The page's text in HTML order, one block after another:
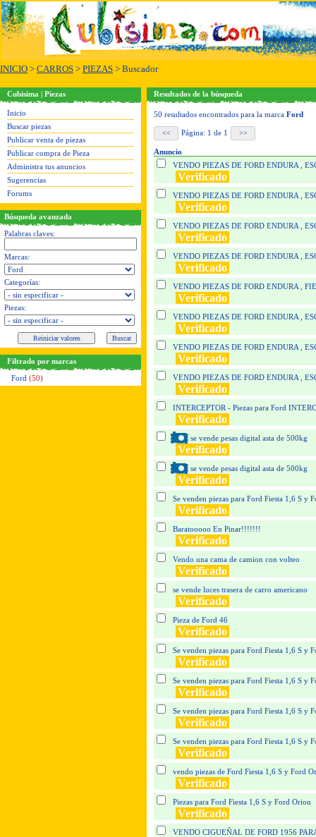
INICIO > CARROS > PIEZAS > Buscador
Cubisima | Piezas
Inicio
Buscar piezas
Publicar venta de piezas
Publicar compra de Pieza
Administra tus anuncios
Sugerencias
Forums
Búsqueda avanzada
Palabras claves:
Marcas:
Categorías:
Piezas:
Filtrado por marcas
Ford (50)
Resultados de la búsqueda
50 resultados encontrados para la marca Ford
Página: 1 de 1
Anuncio
VENDO PIEZAS DE FORD ENDURA ,
Verificado
VENDO PIEZAS DE FORD ENDURA ,
Verificado
VENDO PIEZAS DE FORD ENDURA ,
Verificado
VENDO PIEZAS DE FORD ENDURA ,
Verificado
VENDO PIEZAS DE FORD ENDURA ,
Verificado
VENDO PIEZAS DE FORD ENDURA ,
Verificado
VENDO PIEZAS DE FORD ENDURA ,
Verificado
VENDO PIEZAS DE FORD ENDURA ,
Verificado
INTERCEPTOR - Piezas para Ford
Verificado
se vende pesas digital asta de 500kg
Verificado
se vende pesas digital asta de 500kg
Verificado
Se venden piezas para Ford Fiesta 1,6 S y
Verificado
Baratooooo En Pinar!!!!!!!
Verificado
Vendo una cama de camion con volteo
Verificado
se vende luces trasera de carro americano
Verificado
Pieza de Ford 46
Verificado
Se venden piezas para Ford Fiesta 1,6 S y
Verificado
Se venden piezas para Ford Fiesta 1,6 S y
Verificado
Se venden piezas para Ford Fiesta 1,6 S y
Verificado
Se venden piezas para Ford Fiesta 1,6 S y
Verificado
vendo piezas de Ford Fiesta 1,6 S y Ford
Verificado
Piezas para Ford Fiesta 1,6 S y Ford Orion
Verificado
VENDO CIGUEÑAL DE FORD 1956